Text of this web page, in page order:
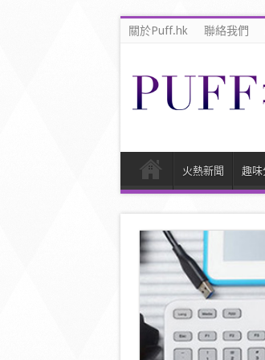
關於Puff.hk 聯絡我們
火熱新聞 趣味